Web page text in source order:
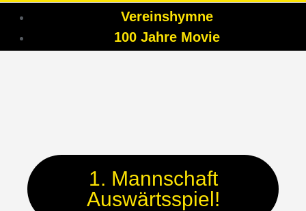
Vereinshymne
100 Jahre Movie
1. Mannschaft
Auswärtsspiel!